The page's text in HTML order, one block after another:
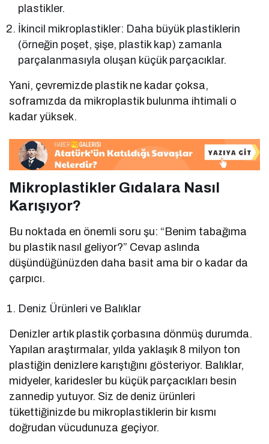
plastikler.
İkincil mikroplastikler: Daha büyük plastiklerin
(örneğin poşet, şişe, plastik kap) zamanla
parçalanmasıyla oluşan küçük parçacıklar.
Yani, çevremizde plastik ne kadar çoksa,
soframızda da mikroplastik bulunma ihtimali o
kadar yüksek.
Mikroplastikler Gıdalara Nasıl
Karışıyor?
Bu noktada en önemli soru şu: “Benim tabağıma
bu plastik nasıl geliyor?” Cevap aslında
düşündüğünüzden daha basit ama bir o kadar da
çarpıcı.
Deniz Ürünleri ve Balıklar
Denizler artık plastik çorbasına dönmüş durumda.
Yapılan araştırmalar, yılda yaklaşık 8 milyon ton
plastiğin denizlere karıştığını gösteriyor. Balıklar,
midyeler, karidesler bu küçük parçacıkları besin
zannedip yutuyor. Siz de deniz ürünleri
tükettiğinizde bu mikroplastiklerin bir kısmı
doğrudan vücudunuza geçiyor.